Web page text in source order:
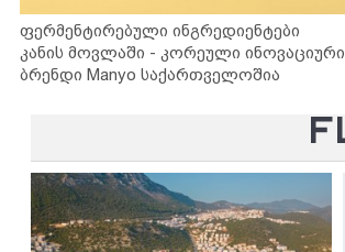
ფერმენტირებული ინგრედიენტები
კანის მოვლაში - კორეული ინოვაციური
ბრენდი Manyo საქართველოშია